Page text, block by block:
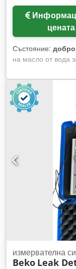
Информация за
цената
Състояние:
на масло от вода
1000 мм Codjzqc
Дълбочина: 500
Състояние: добро,
измервателна
Beko Leak